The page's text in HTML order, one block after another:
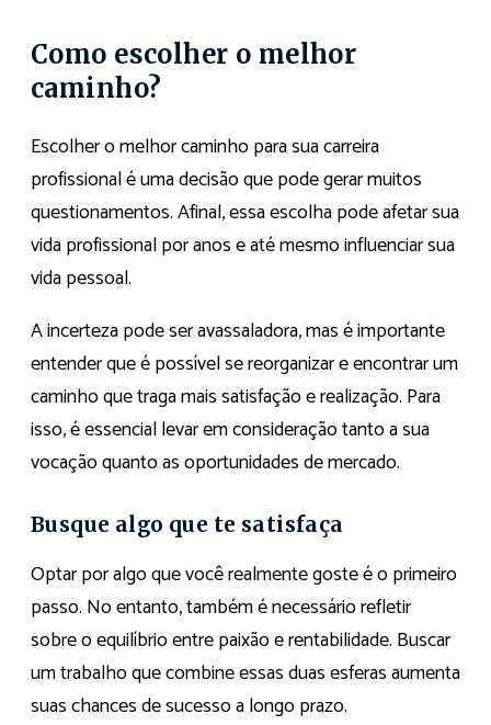
Como escolher o melhor
caminho?
Escolher o melhor caminho para sua carreira
profissional é uma decisão que pode gerar muitos
questionamentos. Afinal, essa escolha pode afetar sua
vida profissional por anos e até mesmo influenciar sua
vida pessoal.
A incerteza pode ser avassaladora, mas é importante
entender que é possível se reorganizar e encontrar um
caminho que traga mais satisfação e realização. Para
isso, é essencial levar em consideração tanto a sua
vocação quanto as oportunidades de mercado.
Busque algo que te satisfaça
Optar por algo que você realmente goste é o primeiro
passo. No entanto, também é necessário refletir
sobre o equilíbrio entre paixão e rentabilidade. Buscar
um trabalho que combine essas duas esferas aumenta
suas chances de sucesso a longo prazo.